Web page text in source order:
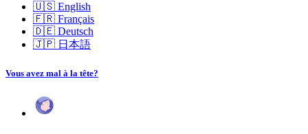
🇺🇸 English
🇫🇷 Français
🇩🇪 Deutsch
🇯🇵 日本語
Vous avez mal à la tête?